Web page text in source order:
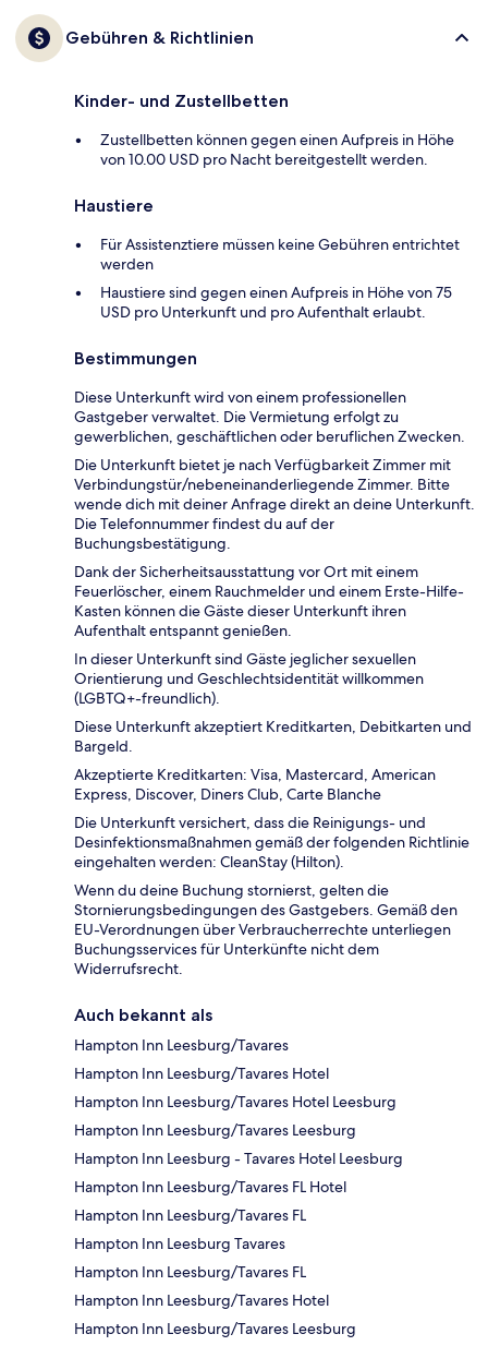
Gebühren & Richtlinien
Kinder- und Zustellbetten
Zustellbetten können gegen einen Aufpreis in Höhe
von 10.00 USD pro Nacht bereitgestellt werden.
Haustiere
Für Assistenztiere müssen keine Gebühren entrichtet
werden
Haustiere sind gegen einen Aufpreis in Höhe von 75
USD pro Unterkunft und pro Aufenthalt erlaubt.
Bestimmungen
Diese Unterkunft wird von einem professionellen
Gastgeber verwaltet. Die Vermietung erfolgt zu
gewerblichen, geschäftlichen oder beruflichen Zwecken.
Die Unterkunft bietet je nach Verfügbarkeit Zimmer mit
Verbindungstür/nebeneinanderliegende Zimmer. Bitte
wende dich mit deiner Anfrage direkt an deine Unterkunft.
Die Telefonnummer findest du auf der
Buchungsbestätigung.
Dank der Sicherheitsausstattung vor Ort mit einem
Feuerlöscher, einem Rauchmelder und einem Erste-Hilfe-
Kasten können die Gäste dieser Unterkunft ihren
Aufenthalt entspannt genießen.
In dieser Unterkunft sind Gäste jeglicher sexuellen
Orientierung und Geschlechtsidentität willkommen
(LGBTQ+-freundlich).
Diese Unterkunft akzeptiert Kreditkarten, Debitkarten und
Bargeld.
Akzeptierte Kreditkarten: Visa, Mastercard, American
Express, Discover, Diners Club, Carte Blanche
Die Unterkunft versichert, dass die Reinigungs- und
Desinfektionsmaßnahmen gemäß der folgenden Richtlinie
eingehalten werden: CleanStay (Hilton).
Wenn du deine Buchung stornierst, gelten die
Stornierungsbedingungen des Gastgebers. Gemäß den
EU-Verordnungen über Verbraucherrechte unterliegen
Buchungsservices für Unterkünfte nicht dem
Widerrufsrecht.
Auch bekannt als
Hampton Inn Leesburg/Tavares
Hampton Inn Leesburg/Tavares Hotel
Hampton Inn Leesburg/Tavares Hotel Leesburg
Hampton Inn Leesburg/Tavares Leesburg
Hampton Inn Leesburg - Tavares Hotel Leesburg
Hampton Inn Leesburg/Tavares FL Hotel
Hampton Inn Leesburg/Tavares FL
Hampton Inn Leesburg Tavares
Hampton Inn Leesburg/Tavares FL
Hampton Inn Leesburg/Tavares Hotel
Hampton Inn Leesburg/Tavares Leesburg